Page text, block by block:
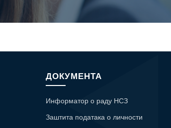
ДОКУМЕНТА
Информатор о раду НСЗ
Заштита података о личности